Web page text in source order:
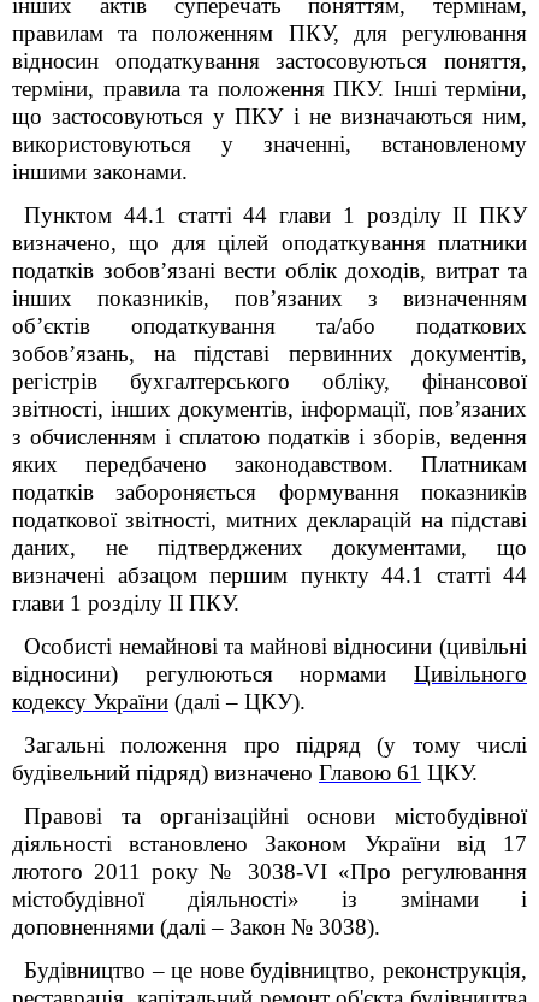
інших актів суперечать поняттям, термінам,
правилам та положенням ПКУ, для регулювання
відносин оподаткування застосовуються поняття,
терміни, правила та положення ПКУ. Інші терміни,
що застосовуються у ПКУ і не визначаються ним,
використовуються у значенні, встановленому
іншими законами.
Пунктом 44.1 статті 44 глави 1 розділу ІІ ПКУ
визначено, що для цілей оподаткування платники
податків зобов’язані вести облік доходів, витрат та
інших показників, пов’язаних з визначенням
об’єктів оподаткування та/або податкових
зобов’язань, на підставі первинних документів,
регістрів бухгалтерського обліку, фінансової
звітності, інших документів, інформації, пов’язаних
з обчисленням і сплатою податків і зборів, ведення
яких передбачено законодавством. Платникам
податків забороняється формування показників
податкової звітності, митних декларацій на підставі
даних, не підтверджених документами, що
визначені абзацом першим пункту 44.1 статті 44
глави 1 розділу ІІ ПКУ.
Особисті немайнові та майнові відносини (цивільні
відносини) регулюються нормами Цивільного
кодексу України (далі – ЦКУ).
Загальні положення про підряд (у тому числі
будівельний підряд) визначено Главою 61 ЦКУ.
Правові та організаційні основи містобудівної
діяльності встановлено Законом України від 17
лютого 2011 року № 3038-VI «Про регулювання
містобудівної діяльності» із змінами і
доповненнями (далі – Закон № 3038).
Будівництво – це нове будівництво, реконструкція,